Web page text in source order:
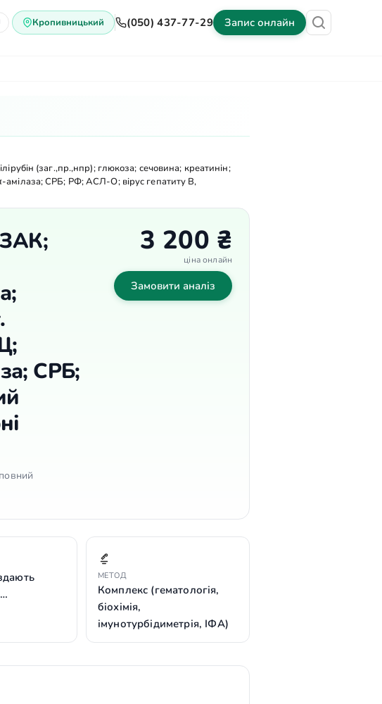
Кропивницький (050) 437-77-29 Запис онлайн
(заг.,пр.,нпр); глюкоза; сечовина; креатинін;
СРБ; РФ; АСЛ-О; вірус гепатиту В,
СРБ;
3 200 ₴
ціна онлайн
Замовити аналіз
МЕТОД
Комплекс (гематологія,
біохімія,
імунотурбідиметрія, ІФА)